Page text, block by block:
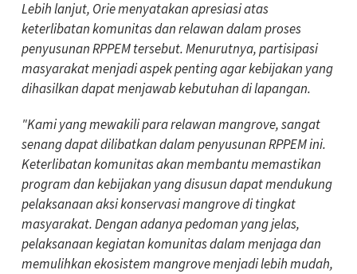
Lebih lanjut, Orie menyatakan apresiasi atas
keterlibatan komunitas dan relawan dalam proses
penyusunan RPPEM tersebut. Menurutnya, partisipasi
masyarakat menjadi aspek penting agar kebijakan yang
dihasilkan dapat menjawab kebutuhan di lapangan.
"Kami yang mewakili para relawan mangrove, sangat
senang dapat dilibatkan dalam penyusunan RPPEM ini.
Keterlibatan komunitas akan membantu memastikan
program dan kebijakan yang disusun dapat mendukung
pelaksanaan aksi konservasi mangrove di tingkat
masyarakat. Dengan adanya pedoman yang jelas,
pelaksanaan kegiatan komunitas dalam menjaga dan
memulihkan ekosistem mangrove menjadi lebih mudah,